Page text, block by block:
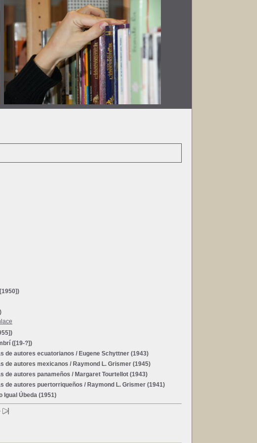
([19-?])
de autores ecuatorianos / Eugene Schyttner (1943)
de autores mexicanos / Raymond L. Grismer (1945)
de autores panameños / Margaret Tourtellot (1943)
de autores puertorriqueños / Raymond L. Grismer (1941)
Igual Úbeda (1951)